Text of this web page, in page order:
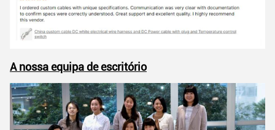
A nossa equipa de escritório